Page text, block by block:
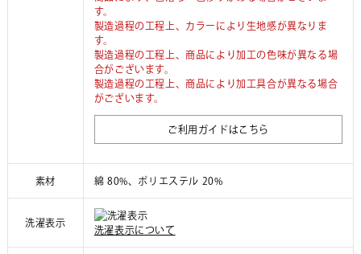
す。
製造過程の工程上、カラーにより生地感が異なりま
す。
製造過程の工程上、商品により加工の色味が異なる場
合がございます。
製造過程の工程上、商品により加工具合が異なる場合
がございます。
ご利用ガイドはこちら
素材 綿 80%、ポリエステル 20%
洗濯表示
洗濯表示について